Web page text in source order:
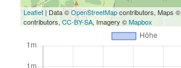
Leaflet | Data ©OpenStreetMapcontributors, Maps
contributors,CC-BY-SA, Imagery ©Mapbox